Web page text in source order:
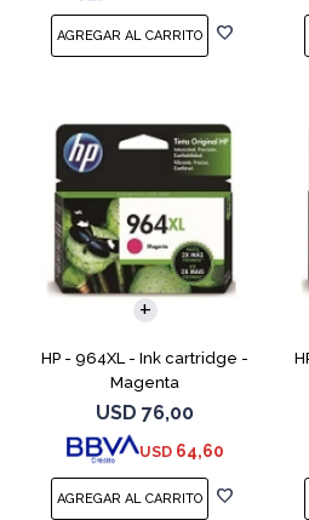
HP - 964XL - Ink cartridge -
Magenta
USD 76,00
USD 64,60